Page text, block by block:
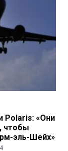
Polaris: «Они
чтобы
эль-Шейх»